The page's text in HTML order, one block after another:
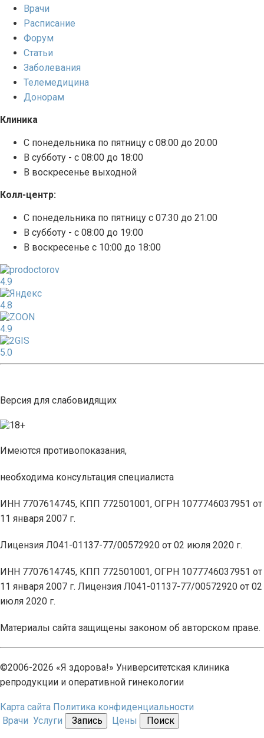
Врачи
Расписание
Форум
Статьи
Заболевания
Телемедицина
Донорам
Клиника
С понедельника по пятницу с 08:00 до 20:00
В субботу - с 08:00 до 18:00
В воскресенье выходной
Колл-центр:
С понедельника по пятницу с 07:30 до 21:00
В субботу - с 08:00 до 19:00
В воскресенье с 10:00 до 18:00
4.9
4.8
4.9
5.0
Версия для слабовидящих
Имеются противопоказания,
необходима консультация специалиста
ИНН 7707614745, КПП 772501001, ОГРН 1077746037951 от
11 января 2007 г.
Лицензия Л041-01137-77/00572920 от 02 июля 2020 г.
ИНН 7707614745, КПП 772501001, ОГРН 1077746037951 от
11 января 2007 г. Лицензия Л041-01137-77/00572920 от 02
июля 2020 г.
Материалы сайта защищены законом об авторском праве.
©2006-2026 «Я здорова!» Университетская клиника
репродукции и оперативной гинекологии
Карта сайта Политика конфиденциальности
Врачи Услуги Запись Цены Поиск